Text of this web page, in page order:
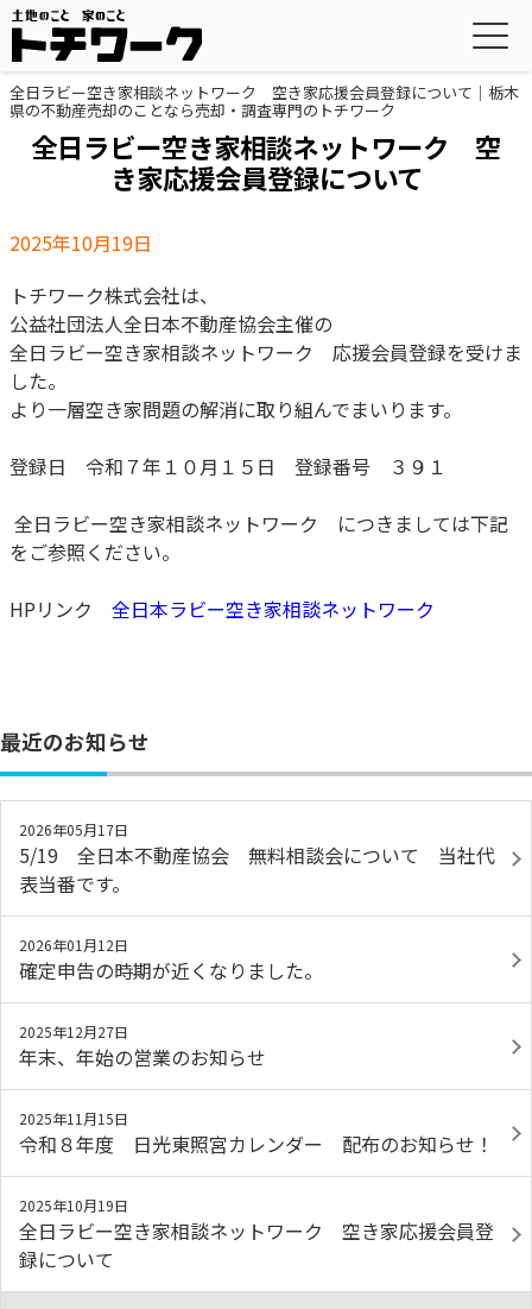
全日ラビー空き家相談ネットワーク 空き家応援会員登録について｜栃木
県の不動産売却のことなら売却・調査専門のトチワーク
全日ラビー空き家相談ネットワーク 空
き家応援会員登録について
2025年10月19日
トチワーク株式会社は、
公益社団法人全日本不動産協会主催の
全日ラビー空き家相談ネットワーク 応援会員登録を受けま
した。
より一層空き家問題の解消に取り組んでまいります。
登録日 令和７年１０月１５日 登録番号 ３９１
全日ラビー空き家相談ネットワーク につきましては下記
をご参照ください。
HPリンク 全日本ラビー空き家相談ネットワーク
最近のお知らせ
2026年05月17日
5/19 全日本不動産協会 無料相談会について 当社代
表当番です。
2026年01月12日
確定申告の時期が近くなりました。
2025年12月27日
年末、年始の営業のお知らせ
2025年11月15日
令和８年度 日光東照宮カレンダー 配布のお知らせ！
2025年10月19日
全日ラビー空き家相談ネットワーク 空き家応援会員登
録について